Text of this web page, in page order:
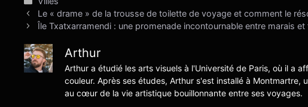
Le « drame » de la trousse de toilette de voyage et comment le
Île Txatxarramendi : une promenade incontournable entre marais et
Arthur
Arthur a étudié les arts visuels à l'Université de Paris, où il a
couleur. Après ses études, Arthur s'est installé à
au cœur de la vie artistique bouillonnante entre ses voyages.